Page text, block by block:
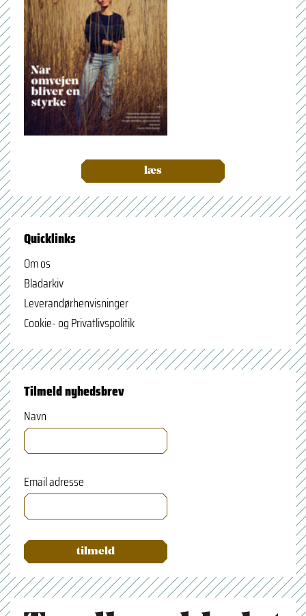
læs
Quicklinks
Om os
Bladarkiv
Leverandørhenvisninger
Cookie- og Privatlivspolitik
Tilmeld nyhedsbrev
Navn
Email adresse